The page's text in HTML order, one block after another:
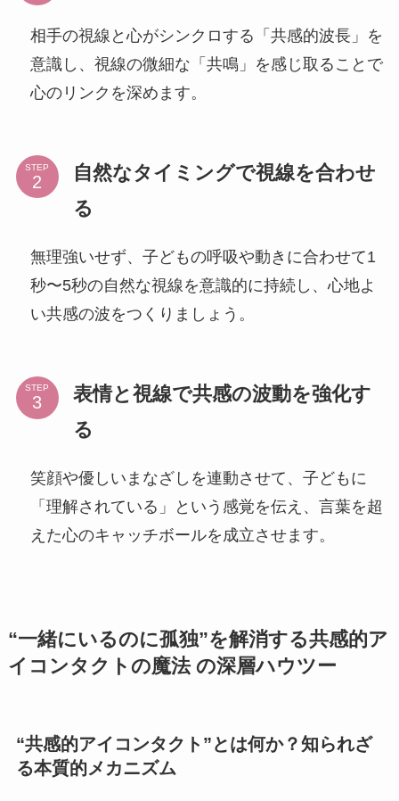
相手の視線と心がシンクロする「共感的波長」を
意識し、視線の微細な「共鳴」を感じ取ることで
心のリンクを深めます。
STEP
自然なタイミングで視線を合わせ
る
無理強いせず、子どもの呼吸や動きに合わせて1
秒〜5秒の自然な視線を意識的に持続し、心地よ
い共感の波をつくりましょう。
STEP
表情と視線で共感の波動を強化す
る
笑顔や優しいまなざしを連動させて、子どもに
「理解されている」という感覚を伝え、言葉を超
えた心のキャッチボールを成立させます。
“一緒にいるのに孤独”を解消する共感的ア
イコンタクトの魔法 の深層ハウツー
“共感的アイコンタクト”とは何か？知られざ
る本質的メカニズム